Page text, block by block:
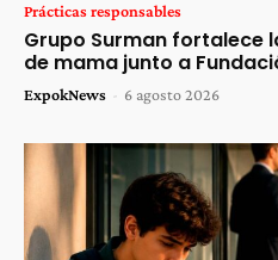
Prácticas responsables
Grupo Surman fortalece
de mama junto a
ExpokNews - 6 agosto 2026